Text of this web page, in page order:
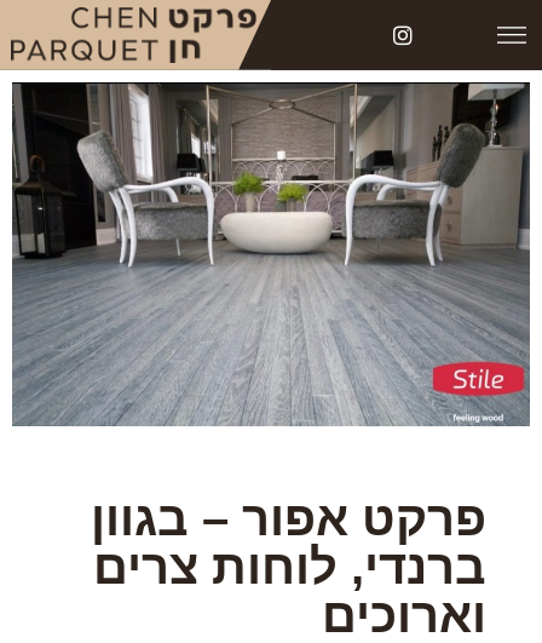
פרקט אפור – בגוון
ברנדי, לוחות צרים
וארוכים